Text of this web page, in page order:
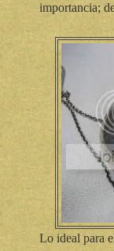
importancia;
Lo ideal para